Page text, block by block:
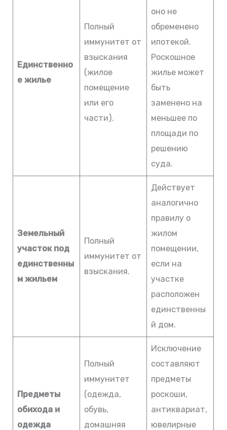
Единственно
е жилье
Полный
иммунитет от
взыскания
(жилое
помещение
или его
части).
оно не
обременено
ипотекой.
Роскошное
жилье может
быть
заменено на
меньшее по
площади по
решению
суда.
Земельный
участок под
единственны
м жильем
Полный
иммунитет от
взыскания.
Действует
аналогично
правилу о
жилом
помещении,
если на
участке
расположен
единственны
й дом.
Предметы
обихода и
одежда
Полный
иммунитет
(одежда,
обувь,
домашняя
Исключение
составляют
предметы
роскоши,
антиквариат,
ювелирные